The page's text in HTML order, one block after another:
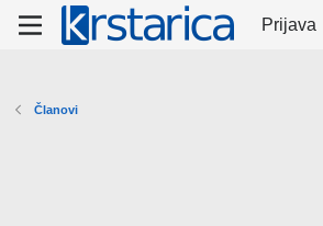
Prijava
Članovi